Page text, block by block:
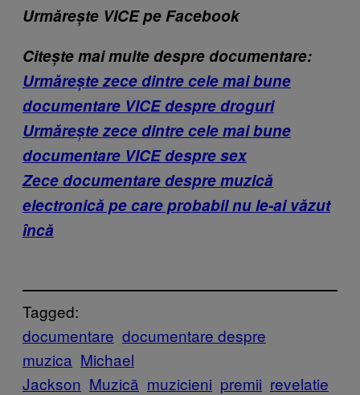
Urmărește VICE pe Facebook
Citește mai multe despre documentare:
Urmărește zece dintre cele mai bune
documentare VICE despre droguri
Urmărește zece dintre cele mai bune
documentare VICE despre sex
Zece documentare despre muzică
electronică pe care probabil nu le-ai văzut
încă
Tagged:
documentare documentare despre
muzica Michael
Jackson Muzică muzicieni premii revelatie